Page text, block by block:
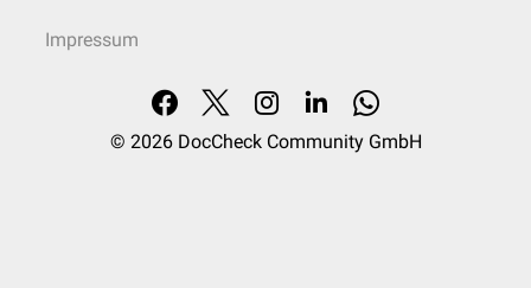
Impressum
© 2026 DocCheck Community GmbH